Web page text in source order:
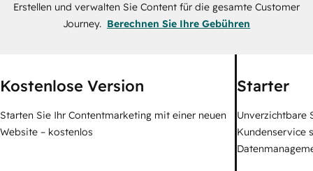
Erstellen und verwalten Sie Content für die gesamte Customer
Journey. Berechnen Sie Ihre Gebühren
Kostenlose Version
Starten Sie Ihr Contentmarketing mit einer neuen
Website – kostenlos
Starter
Unverzichtbare
Kundenservice